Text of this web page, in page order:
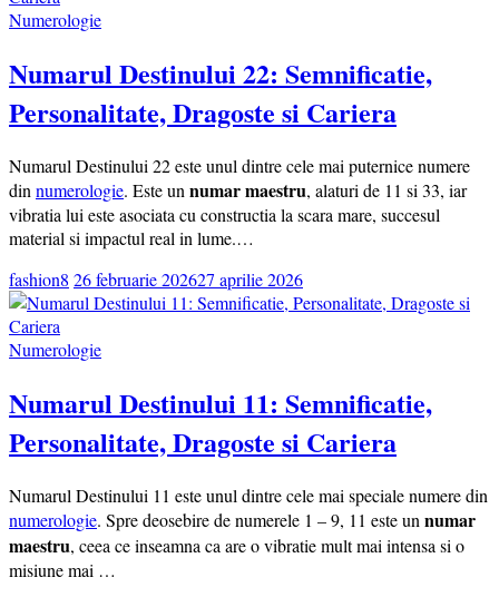
Numerologie
Numarul Destinului 22: Semnificatie,
Personalitate, Dragoste si Cariera
Numarul Destinului 22 este unul dintre cele mai puternice numere
din numerologie. Este un numar maestru, alaturi de 11 si 33, iar
vibratia lui este asociata cu constructia la scara mare, succesul
material si impactul real in lume.…
fashion8 26 februarie 202627 aprilie 2026
Numerologie
Numarul Destinului 11: Semnificatie,
Personalitate, Dragoste si Cariera
Numarul Destinului 11 este unul dintre cele mai speciale numere din
numerologie. Spre deosebire de numerele 1 – 9, 11 este un numar
maestru, ceea ce inseamna ca are o vibratie mult mai intensa si o
misiune mai …